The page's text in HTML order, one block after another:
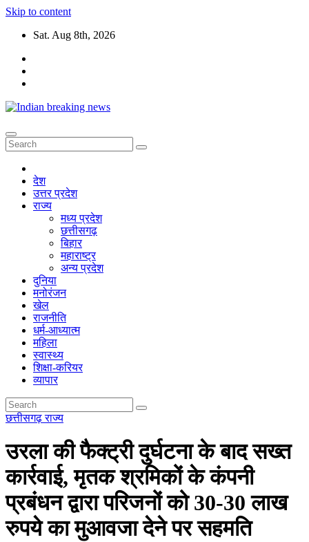
Skip to content
Sat. Aug 8th, 2026
देश
उत्तर प्रदेश
राज्य
मध्य प्रदेश
छत्तीसगढ़
बिहार
महाराष्ट्र
अन्य प्रदेश
दुनिया
मनोरंजन
खेल
राजनीति
धर्म-आध्यात्म
महिला
स्वास्थ्य
शिक्षा-करियर
व्यापार
छत्तीसगढ़राज्य
उरला की फैक्ट्री दुर्घटना के बाद सख्त
कार्रवाई, मृतक श्रमिकों के कंपनी
प्रबंधन द्वारा परिजनों को 30-30 लाख
रुपये का मुआवजा देने पर सहमति